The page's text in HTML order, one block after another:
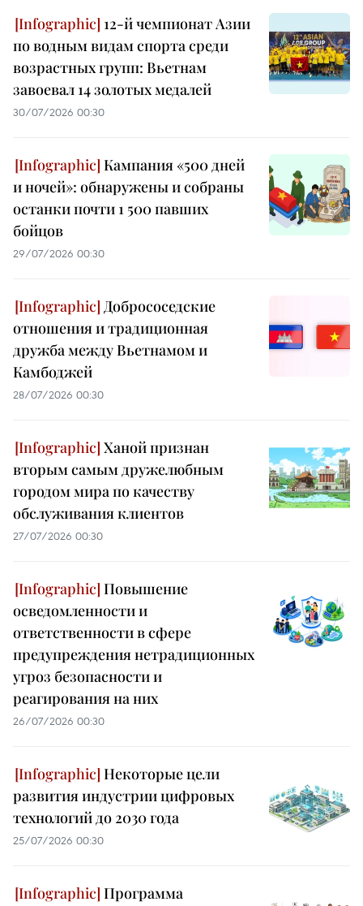
12-й чемпионат Азии
по водным видам спорта среди
возрастных групп: Вьетнам
завоевал 14 золотых медалей
30/07/2026 00:30
Кампания «500 дней
и ночей»: обнаружены и собраны
останки почти 1 500 павших
бойцов
29/07/2026 00:30
Добрососедские
отношения и традиционная
дружба между Вьетнамом и
Камбоджей
28/07/2026 00:30
Ханой признан
вторым самым дружелюбным
городом мира по качеству
обслуживания клиентов
27/07/2026 00:30
Повышение
осведомленности и
ответственности в сфере
предупреждения нетрадиционных
угроз безопасности и
реагирования на них
26/07/2026 00:30
Некоторые цели
развития индустрии цифровых
технологий до 2030 года
25/07/2026 00:30
Программа